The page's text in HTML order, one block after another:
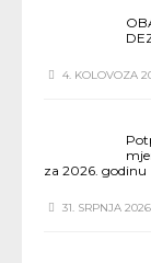
4. KOLOVOZA
za 2026. godinu
31. SRPNJA